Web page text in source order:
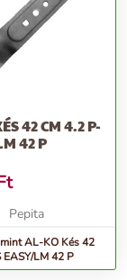
P-
42 P
Pepita
AL-KO Kés 42
S EASY/LM 42 P